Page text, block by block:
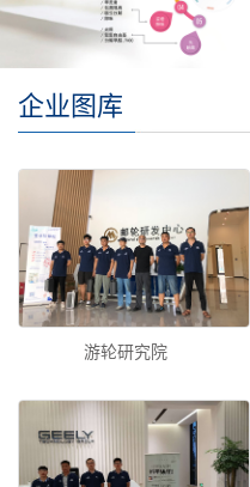
企业图库
游轮研究院